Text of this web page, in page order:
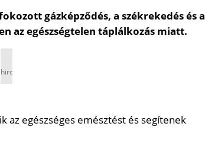
gázképződés, a székrekedés és a
az egészségtelen táplálkozás miatt.
hirdetés
az egészséges emésztést és segítenek